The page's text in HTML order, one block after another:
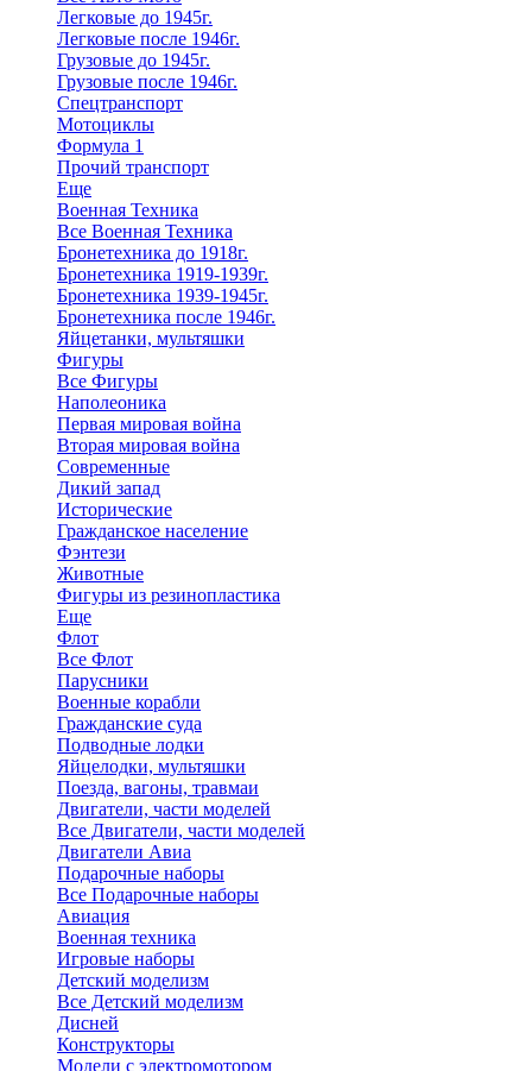
Легковые до 1945г.
Легковые после 1946г.
Грузовые до 1945г.
Грузовые после 1946г.
Спецтранспорт
Мотоциклы
Формула 1
Прочий транспорт
Еще
Военная Техника
Все Военная Техника
Бронетехника до 1918г.
Бронетехника 1919-1939г.
Бронетехника 1939-1945г.
Бронетехника после 1946г.
Яйцетанки, мультяшки
Фигуры
Все Фигуры
Наполеоника
Первая мировая война
Вторая мировая война
Современные
Дикий запад
Исторические
Гражданское население
Фэнтези
Животные
Фигуры из резинопластика
Еще
Флот
Все Флот
Парусники
Военные корабли
Гражданские суда
Подводные лодки
Яйцелодки, мультяшки
Поезда, вагоны, травмаи
Двигатели, части моделей
Все Двигатели, части моделей
Двигатели Авиа
Подарочные наборы
Все Подарочные наборы
Авиация
Военная техника
Игровые наборы
Детский моделизм
Все Детский моделизм
Дисней
Конструкторы
Модели с электромотором